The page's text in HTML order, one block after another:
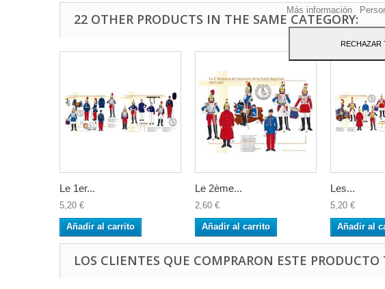
22 OTHER PRODUCTS IN THE SAME CATEGORY:
Le 1er...
5,20 €
Añadir al carrito
Le 2ème...
2,60 €
Añadir al carrito
Les...
5,20 €
Añadir al
LOS CLIENTES QUE COMPRARON ESTE
Más información
RECHAZAR